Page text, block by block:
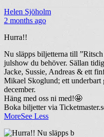
Helen Sjöholm
2 months ago
Hurra!!
Nu släpps biljetterna till ”Ritsch
julshow du behöver. Sällan
Jacke, Sussie, Andreas & ett
Mikael Skoglund; ett underbart
december.
Häng med oss ni med!🤩
Boka biljetter via
MoreSee Less